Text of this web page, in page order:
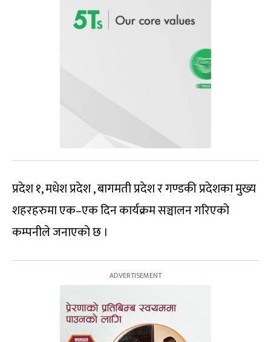
प्रदेश १, मधेश प्रदेश , बागमती प्रदेश र गण्डकी प्रदेशका मुख्य
शहरहरुमा एक–एक दिन कार्यक्रम सञ्चालन गरिएको
कम्पनीले जनाएको छ ।